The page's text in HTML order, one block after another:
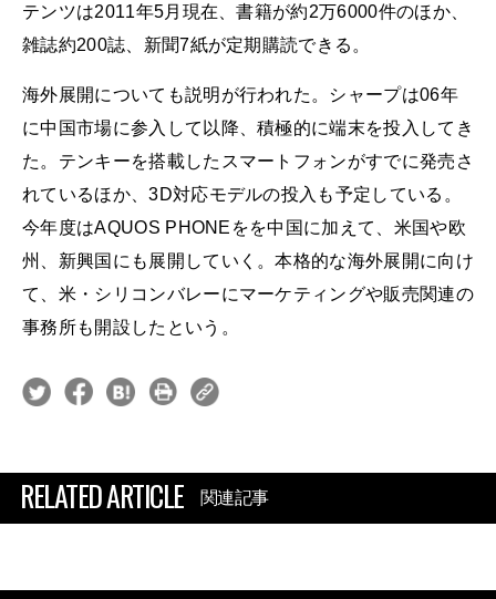
テンツは2011年5月現在、書籍が約2万6000件のほか、
雑誌約200誌、新聞7紙が定期購読できる。
海外展開についても説明が行われた。シャープは06年
に中国市場に参入して以降、積極的に端末を投入してき
た。テンキーを搭載したスマートフォンがすでに発売さ
れているほか、3D対応モデルの投入も予定している。
今年度はAQUOS PHONEをを中国に加えて、米国や欧
州、新興国にも展開していく。本格的な海外展開に向け
て、米・シリコンバレーにマーケティングや販売関連の
事務所も開設したという。
RELATED ARTICLE 関連記事